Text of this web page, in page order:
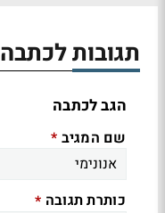
תגובות לכתבה
הגב לכתבה
שם המגיב *
כותרת תגובה *